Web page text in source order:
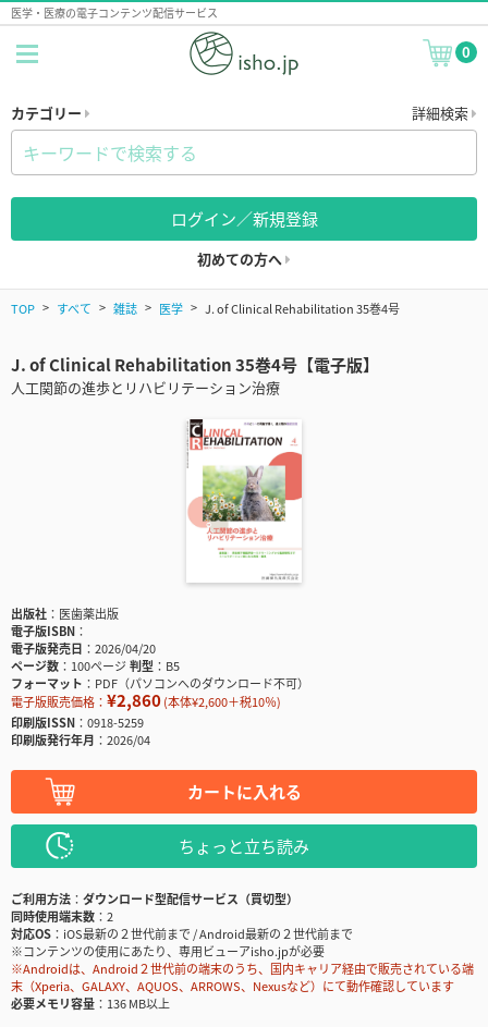
医学・医療の電子コンテンツ配信サービス
0
カテゴリー 詳細検索
ログイン／新規登録
初めての方へ
TOP すべて 雑誌 医学 J. of Clinical Rehabilitation 35巻4号
J. of Clinical Rehabilitation 35巻4号【電子版】
人工関節の進歩とリハビリテーション治療
出版社
医歯薬出版
電子版ISBN
電子版発売日
2026/04/20
ページ数
100ページ判型
B5
フォーマット
PDF（パソコンへのダウンロード不可）
電子版販売価格： ¥2,860(本体¥2,600＋税10％)
印刷版ISSN
0918-5259
印刷版発行年月
2026/04
カートに入れる
ちょっと立ち読み
ご利用方法
ダウンロード型配信サービス（買切型）
同時使用端末数
2
対応OS
iOS最新の２世代前まで / Android最新の２世代前まで
※コンテンツの使用にあたり、専用ビューアisho.jpが必要
※Androidは、Android２世代前の端末のうち、国内キャリア経由で販売されている端
末（Xperia、GALAXY、AQUOS、ARROWS、Nexusなど）にて動作確認しています
必要メモリ容量
136 MB以上